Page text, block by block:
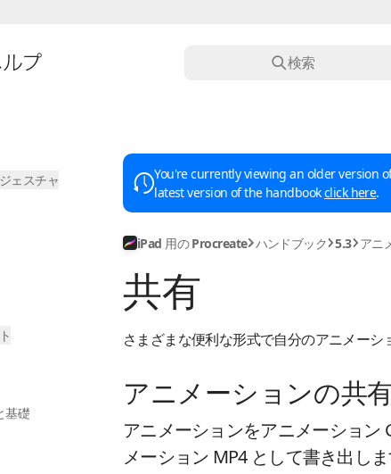
検索
ェスチャ
基礎
You're currently viewing an older version
latest version of the handbookclick here.
iPad 用の Procreate ハンドブック 5.3 アニ
共有
さまざまな便利な形式で自分のアニメーシ
アニメーションの共
アニメーションをアニメーション
メーション MP4 として書き出しま